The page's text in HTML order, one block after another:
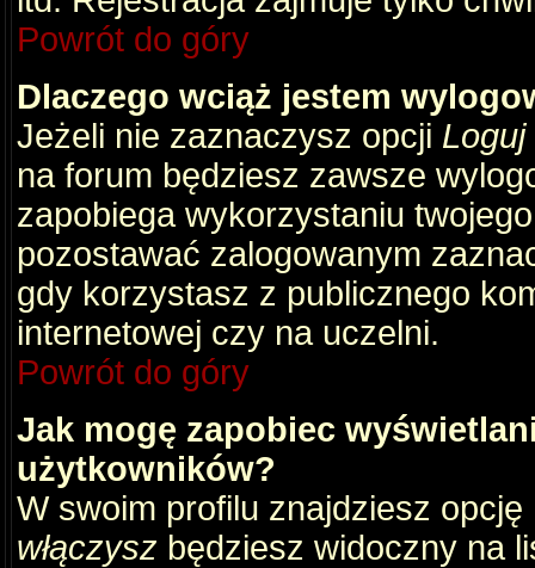
Powrót do góry
Dlaczego wciąż jestem
Jeżeli nie zaznaczysz opcji
na forum będziesz zawsze
zapobiega wykorzystaniu
pozostawać zalogowanym
gdy korzystasz z publicznego
internetowej czy na uczelni.
Powrót do góry
Jak mogę zapobiec
użytkowników?
W swoim profilu znajdziesz opcję
włączysz będziesz widoczny na